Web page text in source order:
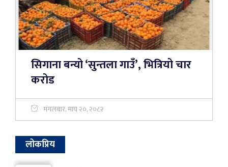
सिगाना बन्यो ‘सुन्तला गाउँ’, भित्रियो चार
करोड
मंगलबार, माघ २०, २०८२
लोकप्रिय